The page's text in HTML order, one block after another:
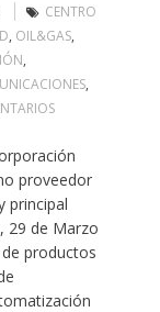
CENTRO
, OIL&GAS,
,
,
proveedor
principal
29 de Marzo
productos